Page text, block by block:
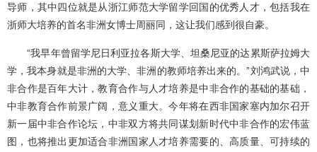
导师，其中四位就是从浙江师范大学留学回国的优秀人才，包括我在
浙师大培养的首名非洲女博士周丽同，这让我们感到很自豪。
“我早年曾留学尼日利亚拉各斯大学、坦桑尼亚的达累斯萨拉姆大
学，我本身就是非洲的大学、非洲的教师培养出来的。”刘鸿武说，中
非合作是百年大计，教育合作与人才培养是中非合作的基础的基础，
中非教育合作前景广阔，意义重大。今年将在西非国家塞内加尔召开
新一届中非合作论坛，中非双方将共同谋划新时代中非合作的宏伟蓝
图，也将推出更加适合非洲国家人才培养需要的、高质量、可持续的